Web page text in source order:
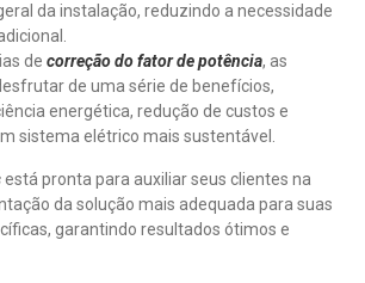
da instalação, reduzindo a necessidade
de correção do fator de potência, as
de uma série de benefícios,
energética, redução de custos e
sistema elétrico mais sustentável.
está pronta para auxiliar seus clientes na
da solução mais adequada para suas
garantindo resultados ótimos e